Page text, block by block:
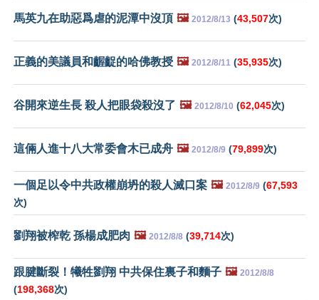
馬英九在助惡爲虐的泥潭中沒頂 🖼️ 2012/8/13 (43,507次)
正義的美議員和齷齪的哈佛教授 🖼️ 2012/8/11 (35,935次)
谷開來逆生長 殺人把眼袋殺沒了 🖼️ 2012/8/10 (62,045次)
這倆人進十八大常委會木已成舟 🖼️ 2012/8/9 (79,899次)
一個足以令中共政權崩坍的殺人滅口案 🖼️ 2012/8/9 (67,593
次)
劉翔被榨乾 孫楊成肥肉 🖼️ 2012/8/8 (39,714次)
跟腱斷裂！犧牲劉翔 中共保住裏子和麵子 🖼️ 2012/8/8
(198,368次)